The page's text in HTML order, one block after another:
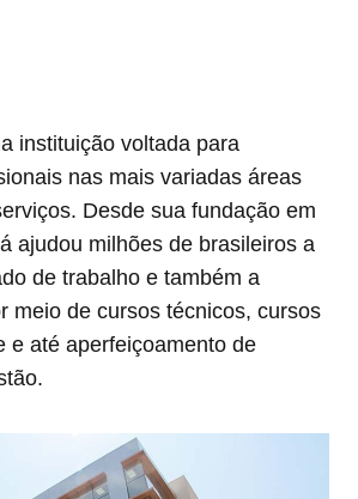
instituição voltada para
nas mais variadas áreas
Desde sua fundação em
ajudou milhões de brasileiros a
de trabalho e também a
meio de cursos técnicos, cursos
e até aperfeiçoamento de